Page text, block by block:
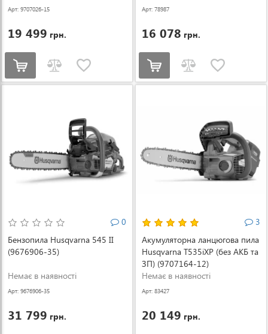
Арт: 9707026-15
19 499 грн.
Арт: 78987
16 078 грн.
0
Бензопила Husqvarna 545 II
(9676906-35)
Немає в наявності
Арт: 9676906-35
31 799 грн.
3
Акумуляторна ланцюгова пила
Husqvarna T535iXP (без АКБ та
ЗП) (9707164-12)
Немає в наявності
Арт: 83427
20 149 грн.